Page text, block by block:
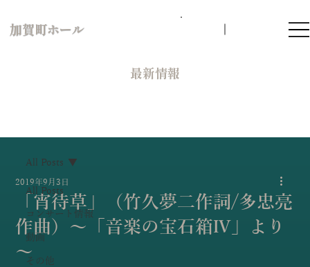
加賀町ホール
​最新情報
All Posts
コンサート情報
動画
その他
All Posts
「宵待草」（竹久夢二作詞/多忠亮
作曲）～「音楽の宝石箱Ⅳ」より
～
2019年9月3日